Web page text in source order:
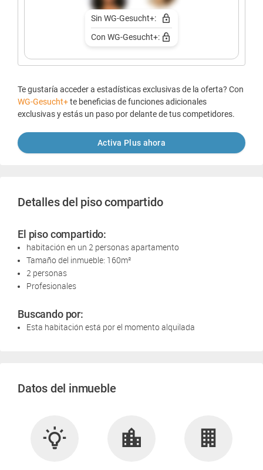
Sin WG-Gesucht+:
Con WG-Gesucht+:
Te gustaría acceder a estadísticas exclusivas de la oferta? Con
WG-Gesucht+te beneficias de funciones adicionales
exclusivas y estás un paso por delante de tus competidores.
Activa Plus ahora
Detalles del piso compartido
El piso compartido:
habitación en un 2 personas apartamento
Tamaño del inmueble: 160m²
2 personas
Profesionales
Buscando por:
Esta habitación está por el momento alquilada
Datos del inmueble